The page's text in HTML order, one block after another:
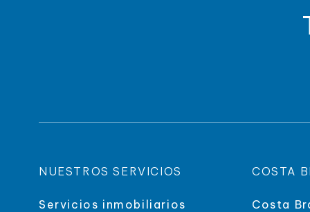
NUESTROS SERVICIOS
Servicios inmobiliarios
COSTA
Costa